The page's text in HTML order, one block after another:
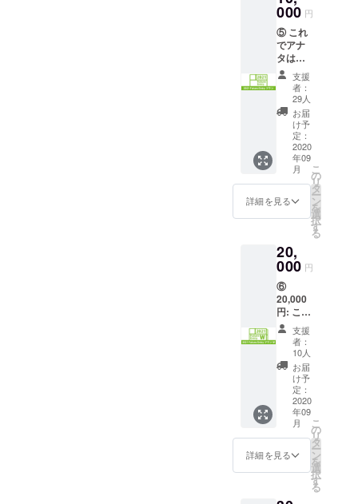
ハレの日を
祝い、みな
で楽しむ」
という想い
を込めまし
た。コロナ
への反撃の
狼煙を上げ
ましょう！
DOJIN IS
NEVER
DEAD!!
内容】
◆Creat
ion: Re-
creatio
n ロゴ
入りタ
オル
（W860
×H340)
◆御礼
＋限定
レポー
トメー
ル ※サ
2020
Autumn
を希望
される
方は
「備考
欄」に
掲示す
るお名
前をご
記入く
ださい
たの
段使い
できる
はずで
す。サ
イズも
選べま
す 。
【リ
ターン
内容】
◆Creat
ion: Re-
n ロゴ
入りＴ
/ XL )
◆Creat
ion: Re-
creatio
n ロゴ
入りタ
オル
（W860
×H340)
◆御礼
＋限定
レポー
トメー
ル ※サ
ンクリ
Autumn
で名前
のかは
決まっ
ていな
いので
すが、
最大3回
お使い
いただ
けま
す。来
年はサ
ンクリ
にたく
さん来
るぞ！
という
す。
【リ
内容】
◆2021
Future
Pass ◆
御礼＋
限定レ
ポート
メール
※サンク
リ2020
Autumn
で名前
を希望
される
mmer
当日に
大好評
だった
「クリ
エイ
ション
ヒスト
リーガ
チャ」
サンク
リ賞・
歴代カ
タログ
表紙イ
ラスト
tumnの
イラス
トが追
加と
なっ
た、全
38種類
の中か
ら6個を
お送り
しま
す！
（ラン
ダム・
同一絵
柄無
し） ※
000 円
⑤ これ
でアナ
タは参
加確
定！
「2021
Future
Entry
プラ
ン」 ①
に加え
て、
2021年
のサン
クリの
うち1回
サーク
ル(1ス
ペース)
をご招
待しま
す！ 抽
選の場
合も優
先配置
しま
す。当
落を気
にせ
ず、〆
切を目
指して
創作活
支援
者：
29人
お届
け予
定：
2020
年09
月
詳細を見る
こ
の
リ
タ
ー
ン
を
選
択
す
る
20,
000 円
⑥
20,000
円: これ
でアナ
タは参
加確
定！ ×
「2021
Future
Entry
プラン
Ｗ」 単
純明
快、⑤
の2回分
支援
者：
10人
お届
け予
定：
2020
年09
月
詳細を見る
こ
の
リ
タ
ー
ン
を
選
択
す
る